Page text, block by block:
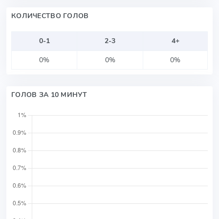
КОЛИЧЕСТВО ГОЛОВ
0-1 2-3
4+
0%
0% 0%
ГОЛОВ ЗА 10 МИНУТ